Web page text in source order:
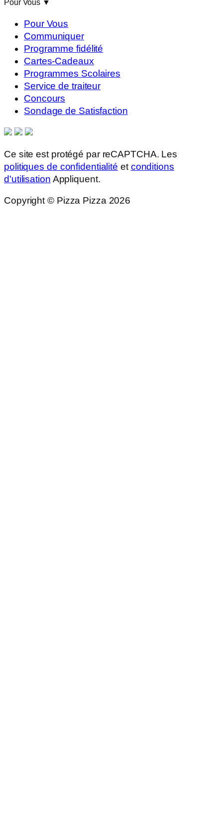
Pour Vous ▼
Pour Vous
Communiquer
Programme fidélité
Cartes-Cadeaux
Programmes Scolaires
Service de traiteur
Concours
Sondage de Satisfaction
Ce site est protégé par reCAPTCHA. Les
politiques de confidentialité et conditions
d'utilisation Appliquent.
Copyright © Pizza Pizza 2026